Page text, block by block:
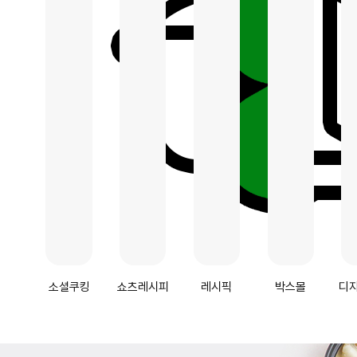
소셜쿠킹 쇼츠레시피 레시픽 박스몰 디